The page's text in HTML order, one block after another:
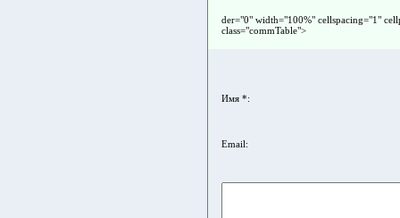
der="0" width="100%" cellspacing="1"
class="commTable">
Имя *:
Email: